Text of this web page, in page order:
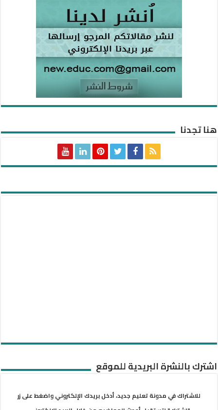
هنا تجدنا
اشترك بالنشرة البريدية للموقع
للاشتراك في مدونة تعليم جديد، أدخل بريدك الإلكتروني واضغط على زر